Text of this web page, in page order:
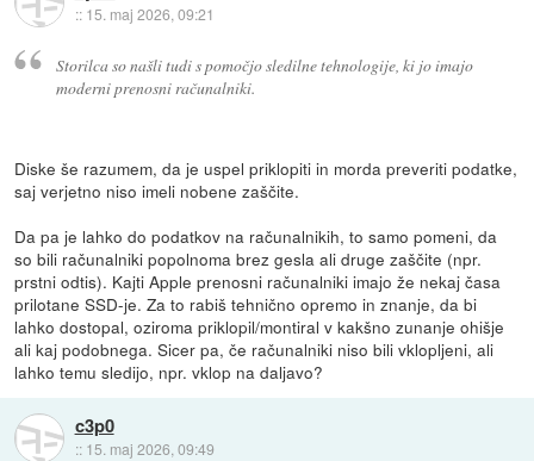
:: 15. maj 2026, 09:21
Storilca so našli tudi s pomočjo sledilne tehnologije, ki jo imajo
moderni prenosni računalniki.
Diske še razumem, da je uspel priklopiti in morda preveriti podatke,
saj verjetno niso imeli nobene zaščite.
Da pa je lahko do podatkov na računalnikih, to samo pomeni, da
so bili računalniki popolnoma brez gesla ali druge zaščite (npr.
prstni odtis). Kajti Apple prenosni računalniki imajo že nekaj časa
prilotane SSD-je. Za to rabiš tehnično opremo in znanje, da bi
lahko dostopal, oziroma priklopil/montiral v kakšno zunanje ohišje
ali kaj podobnega. Sicer pa, če računalniki niso bili vklopljeni, ali
lahko temu sledijo, npr. vklop na daljavo?
c3p0
:: 15. maj 2026, 09:49